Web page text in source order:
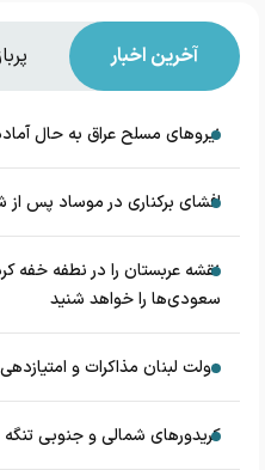
آخرین اخبار
نیروهای مسلح عراق به حال
افشای برکناری در موساد پس از
نقشه عربستان را در نطفه خفه
سعودی‌ها را خواهد شنید
دولت لبنان مذاکرات و
کریدورهای شمالی و جنوبی